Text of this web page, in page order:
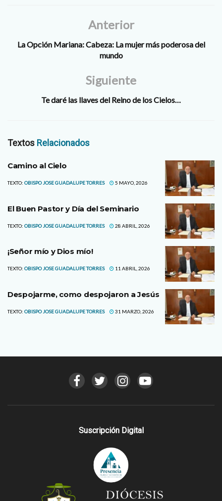
Anterior
La Opción Mariana: Cabeza: La mujer más poderosa del
mundo
Siguiente
Te daré las llaves del Reino de los Cielos…
Textos Relacionados
Camino al Cielo
TEXTO: OBISPO JOSE GUADALUPE TORRES 5 MAYO, 2026
El Buen Pastor y Día del Seminario
TEXTO: OBISPO JOSE GUADALUPE TORRES 28 ABRIL, 2026
¡Señor mío y Dios mío!
TEXTO: OBISPO JOSE GUADALUPE TORRES 11 ABRIL, 2026
Despojarme, como despojaron a Jesús
TEXTO: OBISPO JOSE GUADALUPE TORRES 31 MARZO, 2026
Suscripción Digital